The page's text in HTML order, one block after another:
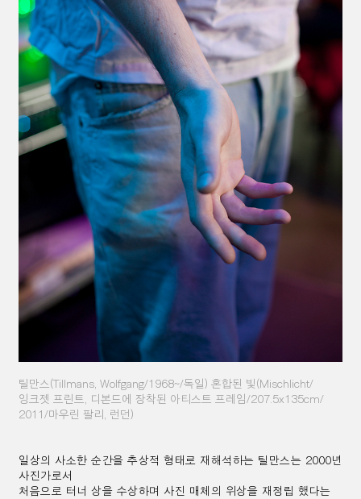
틸만스 (Tillmans, Wolfgang/1968~/독일 )혼합된 빛 (Mischlicht/
잉크젯 프린트
디본드에 장착된 아티스트 프레임/207.5x135cm/
2011/마우린 팔리 런던 )
일상의 사소한 순간을 추상적 형태로 재해석하는 틸만스는 2000년
사진가로서
처음으로 터너 상을 수상하며 사진 매체의 위상을 재정립 했다는